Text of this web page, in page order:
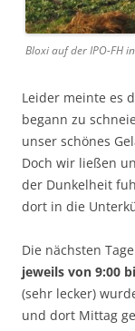
Bloxi auf der IPO-FH
Leider meinte es
begann zu
unser schönes
Doch wir ließen
der Dunkelheit
dort in die
Die nächsten
jeweils von 9:00
(sehr lecker)
und dort Mittag